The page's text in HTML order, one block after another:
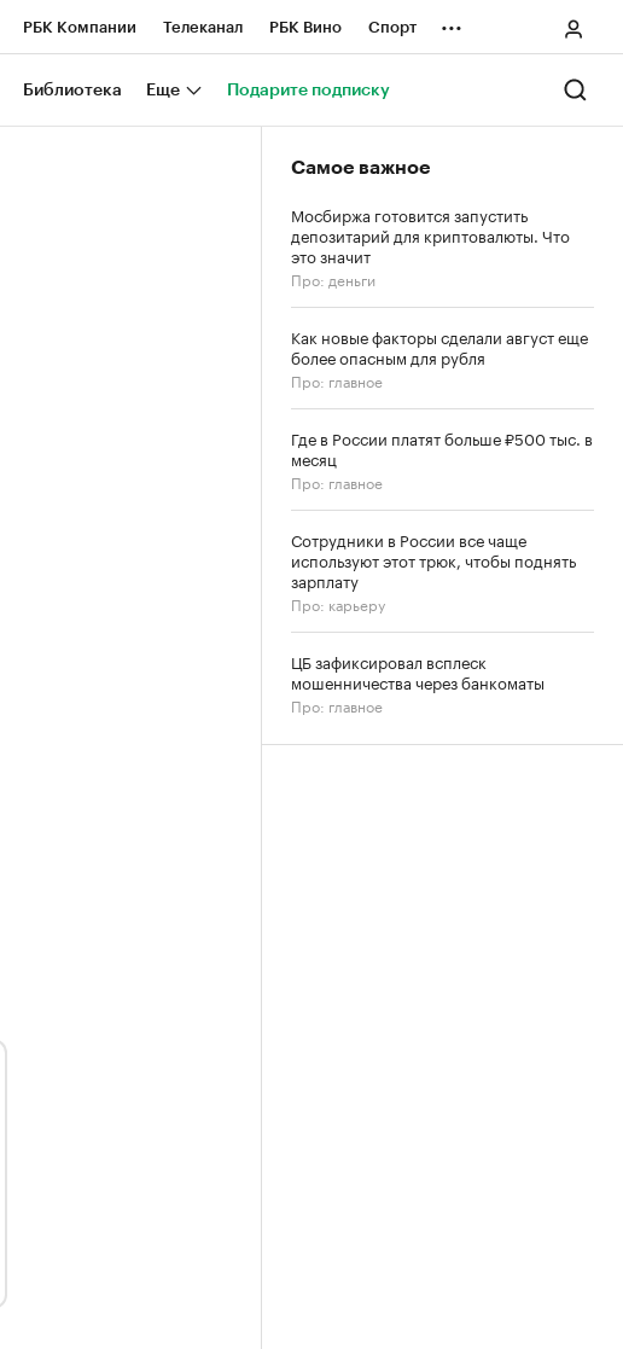
РБК Компании Телеканал РБК Вино Спорт
Национальные проекты Город
...
Библиотека Еще Подарите подписку
Самое важное
Мосбиржа готовится запустить
депозитарий для криптовалюты. Что
это значит
Про: деньги
Как новые факторы сделали август еще
более опасным для рубля
Про: главное
Где в России платят больше ₽500 тыс. в
месяц
Про: главное
Сотрудники в России все чаще
используют этот трюк, чтобы поднять
зарплату
Про: карьеру
ЦБ зафиксировал всплеск
мошенничества через банкоматы
Про: главное